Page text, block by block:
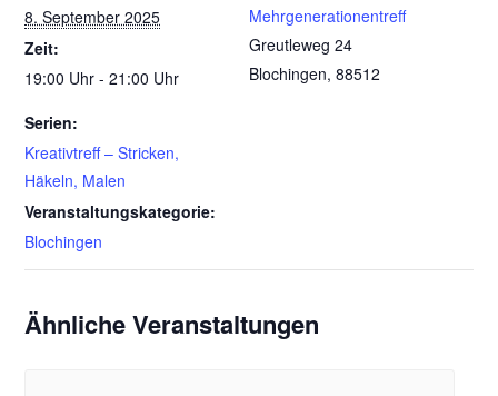
8. September 2025
Zeit:
19:00 Uhr - 21:00 Uhr
Serien:
Kreativtreff – Stricken,
Häkeln, Malen
Veranstaltungskategorie:
Blochingen
Mehrgenerationentreff
Greutleweg 24
Blochingen, 88512
Ähnliche Veranstaltungen